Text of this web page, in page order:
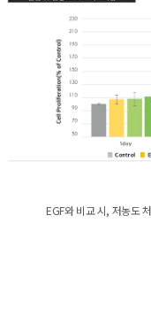
EGF와 비교 시, 저농도